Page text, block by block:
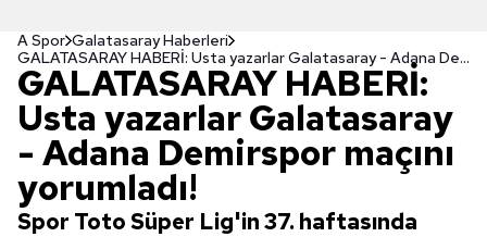
A Spor Galatasaray Haberleri
GALATASARAY HABERİ: Usta yazarlar Galatasaray - Adana Demirspor maçını yorumladı!
GALATASARAY HABERİ:
Usta yazarlar Galatasaray
- Adana Demirspor maçını
yorumladı!
Spor Toto Süper Lig'in 37. haftasında